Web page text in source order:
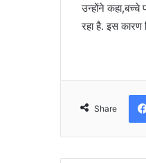
उन्होंने कहा,बच्चे
रहा है. इस
Share